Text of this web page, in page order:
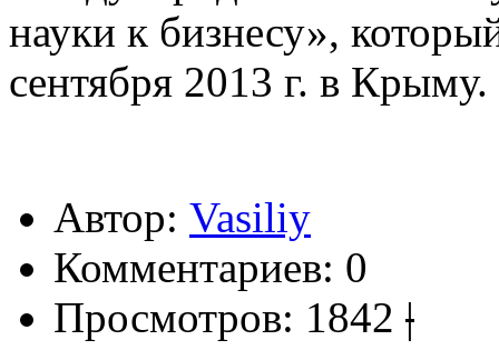
науки к бизнесу»,
сентября 2013 г. в Крыму.
Автор: Vasiliy
Комментариев: 0
Просмотров: 1842 |